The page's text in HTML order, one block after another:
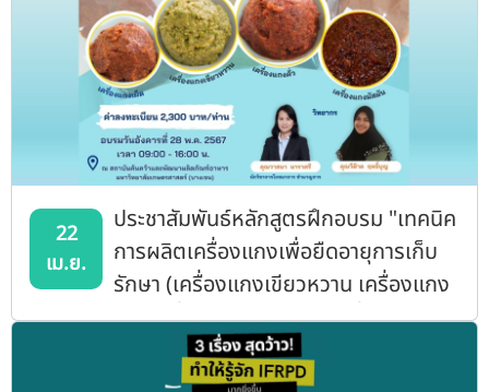
22
เม.ย.
ประชาสัมพันธ์หลักสูตรฝึกอบรม "เทคนิค
การผลิตเครื่องแกงเพื่อยืดอายุการเก็บ
รักษา (เครื่องแกงเขียวหวาน เครื่องแกง
เผ็ด เครื่องแกงมัสมั่น และเครื่องแกง